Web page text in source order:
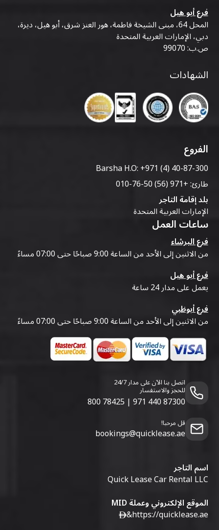
فرع أبو هيل
المحل 64، مبنى الشيخة فاطمة، هور العنز شرق، أبو هيل، ديرة،
دبي، الإمارات العربية المتحدة
ص.ب: 99070
الشهادات
الفروع
Barsha H.O:+971 (4) 40-87-300
طارئ:+971 (56) 50-76-010
بلد إقامة التاجر
الإمارات العربية المتحدة
ساعات العمل
فرع البرشاء
من الاثنين إلى الأحد من الساعة 9:00 صباحًا حتى 07:00 مساءً
فرع أبو هيل
يعمل على مدار 24 ساعة
فرع أبوظبي
من الاثنين إلى الأحد من الساعة 9:00 صباحًا حتى 07:00 مساءً
اتصل بنا الآن على مدار 24/7
للحجز والاستفسار
800 78425 | 971 440 87300
قل مرحبا!
bookings@quicklease.ae
اسم التاجر
Quick Lease Car Rental LLC
الموقع الإلكتروني وعملة MID
https://quicklease.ae
&